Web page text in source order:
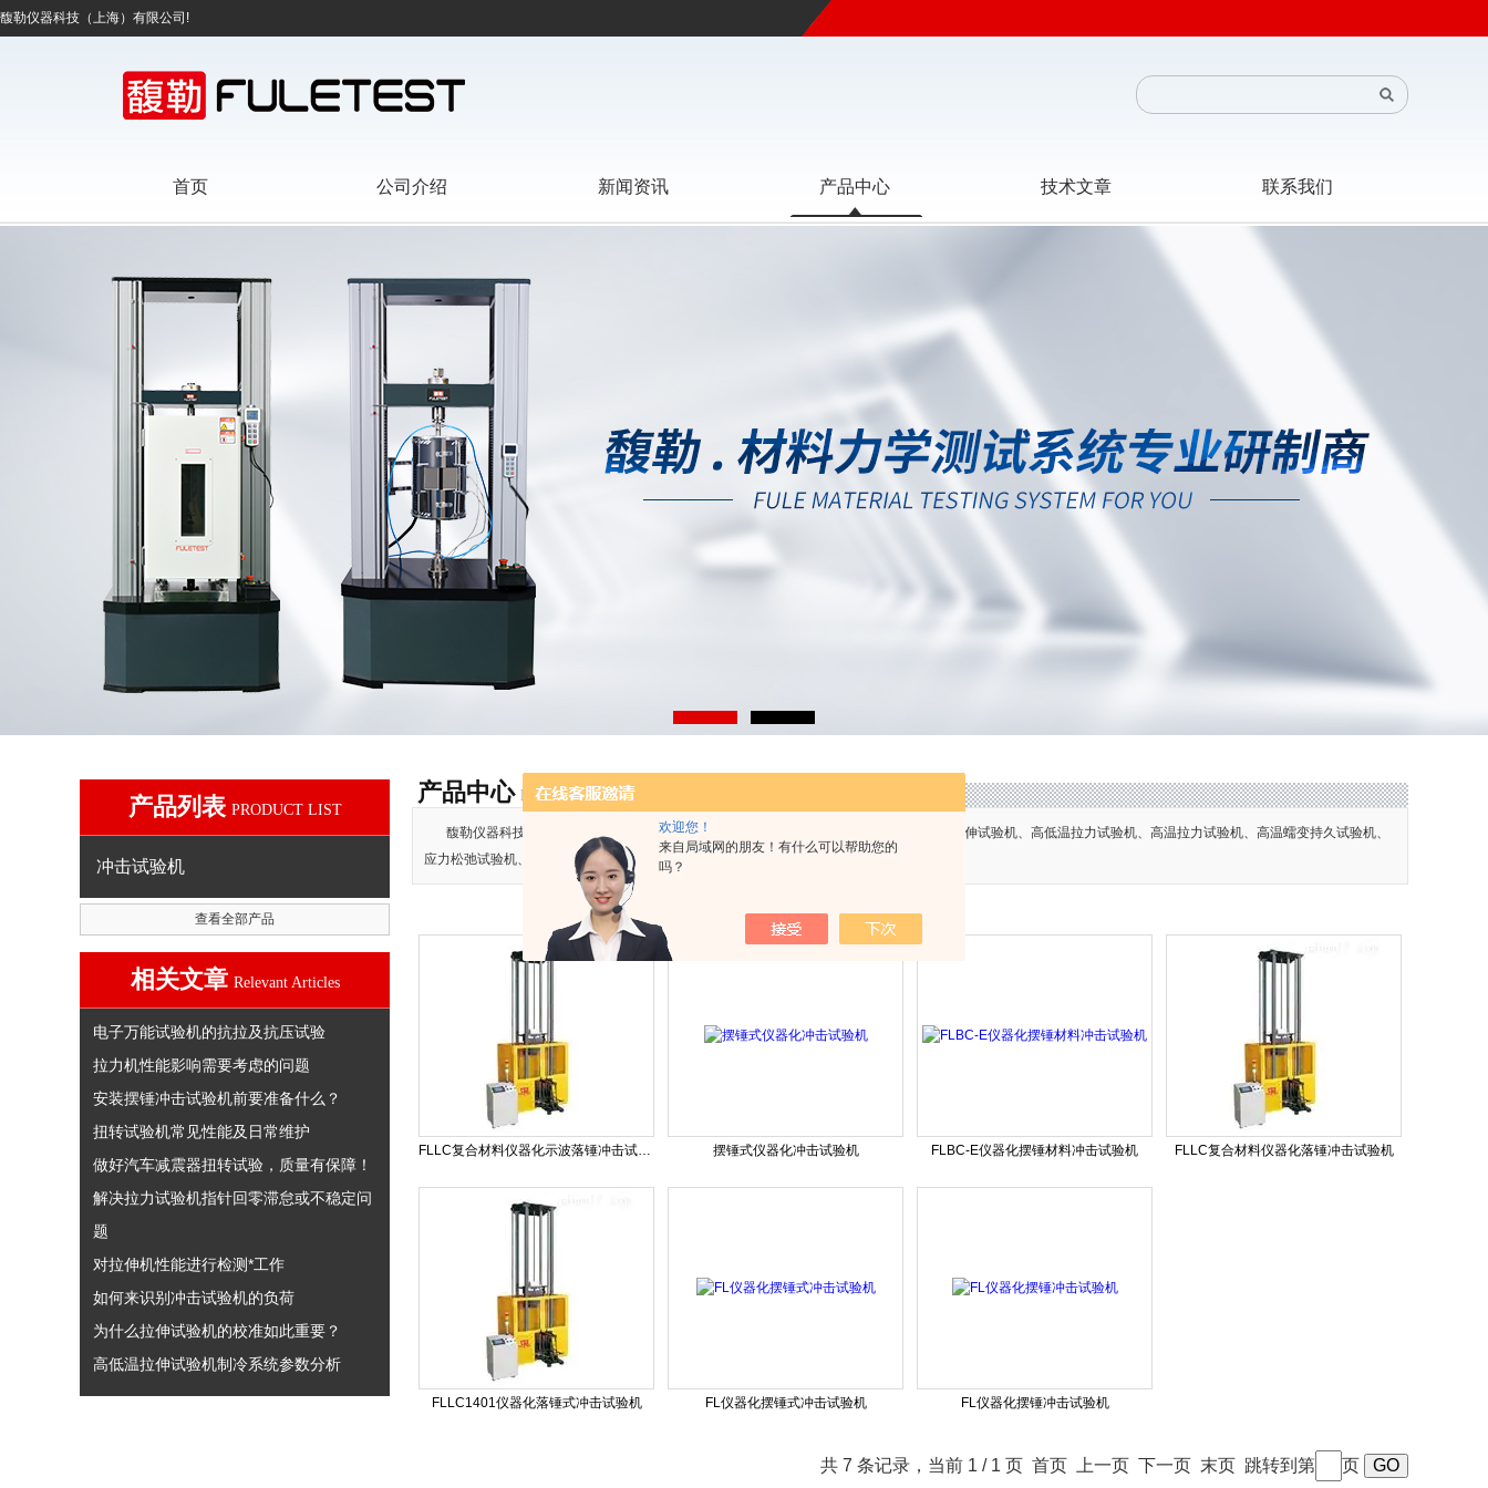
欢迎您！
来自局域网的朋友！有什么可以帮助您的
吗？
馥勒仪器科技（上海）有限公司!
首页 公司介绍 新闻资讯 产品中心 技术文章 联系我们
产品列表 PRODUCT LIST
冲击试验机
查看全部产品
相关文章 Relevant Articles
电子万能试验机的抗拉及抗压试验
拉力机性能影响需要考虑的问题
安装摆锤冲击试验机前要准备什么？
扭转试验机常见性能及日常维护
做好汽车减震器扭转试验，质量有保障！
解决拉力试验机指针回零滞怠或不稳定问
题
对拉伸机性能进行检测*工作
如何来识别冲击试验机的负荷
为什么拉伸试验机的校准如此重要？
高低温拉伸试验机制冷系统参数分析
产品中心 PRODUCT 首页
馥勒仪器科技（上海）有限公司主要产品高低温万能试验机、高温拉伸试验机、高低温拉伸试验机、高低温拉力试验机、高温拉力试验机、高温蠕变持久试验机、
应力松弛试验机、疲劳试验机、视频引伸计、断口分析仪等等。
FLLC复合材料仪器化示波落锤冲击试验机 摆锤式仪器化冲击试验机 FLBC-E仪器化摆锤材料冲击试验机 FLLC复合材料仪器化落锤冲击试验机
FLLC1401仪器化落锤式冲击试验机 FL仪器化摆锤式冲击试验机 FL仪器化摆锤冲击试验机
共 7 条记录，当前 1 / 1 页 首页 上一页 下一页 末页 跳转到第 页